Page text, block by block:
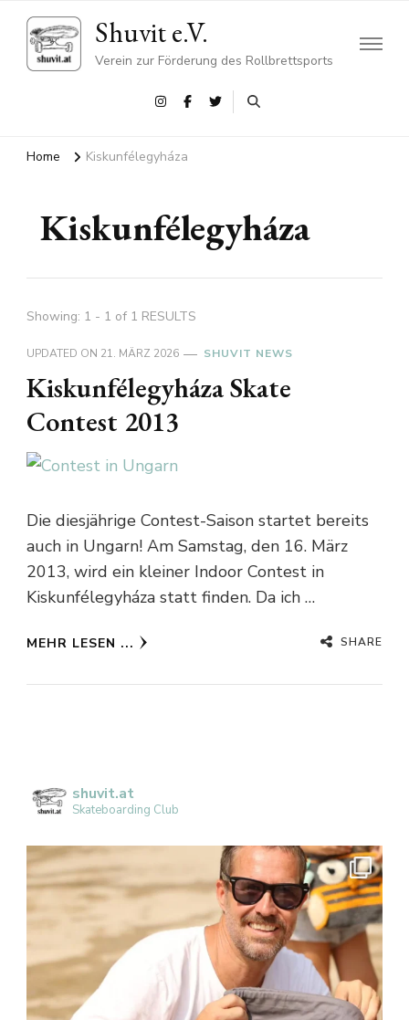
Shuvit e.V.
Verein zur Förderung des Rollbrettsports
Home Kiskunfélegyháza
Kiskunfélegyháza
Showing: 1 - 1 of 1 RESULTS
UPDATED ON 21. MÄRZ 2026 SHUVIT NEWS
Kiskunfélegyháza Skate
Contest 2013
Die diesjährige Contest-Saison startet bereits
auch in Ungarn! Am Samstag, den 16. März
2013, wird ein kleiner Indoor Contest in
Kiskunfélegyháza statt finden. Da ich …
MEHR LESEN ... SHARE
shuvit.at
Skateboarding Club